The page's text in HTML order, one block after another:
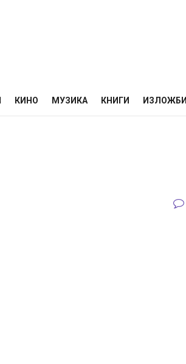
КИНО МУЗИКА КНИГИ ИЗЛОЖБИ